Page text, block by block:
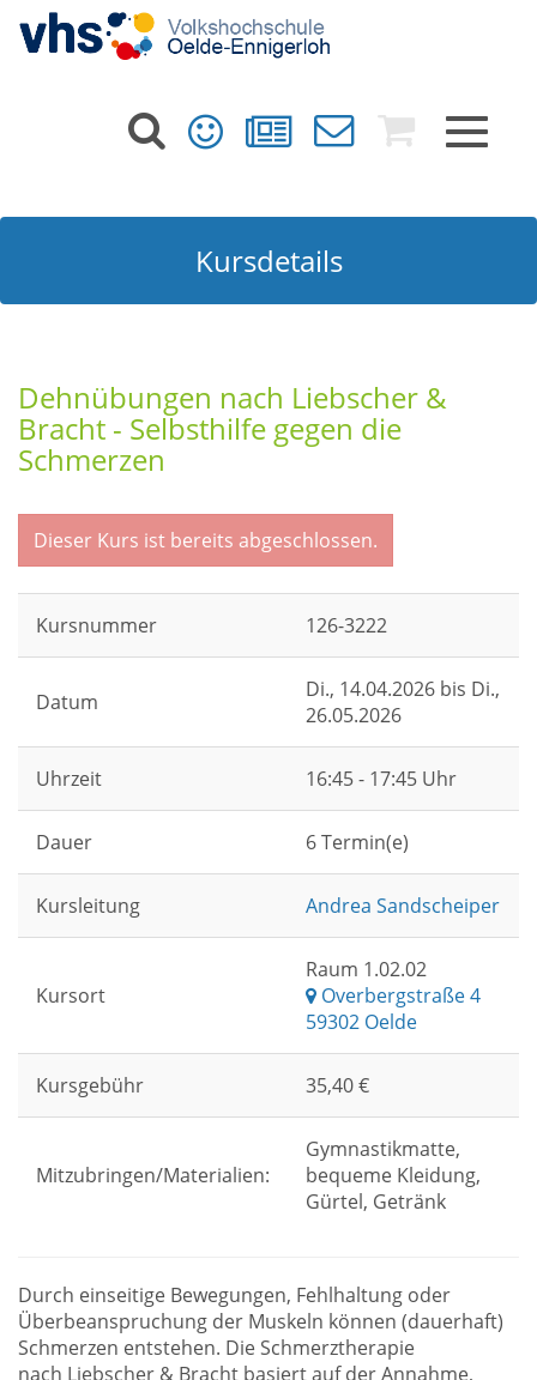
Toggle
Kursdetails
Dehnübungen nach Liebscher &
Bracht - Selbsthilfe gegen die
Schmerzen
Dieser Kurs ist bereits abgeschlossen.
Kursnummer 126-3222
Datum Di., 14.04.2026 bis Di.,
26.05.2026
Uhrzeit 16:45 - 17:45 Uhr
Dauer 6 Termin(e)
Kursleitung Andrea Sandscheiper
Kursort
Raum 1.02.02
Overbergstraße 4
59302 Oelde
Kursgebühr 35,40 €
Mitzubringen/Materialien:
Gymnastikmatte,
bequeme Kleidung,
Gürtel, Getränk
Durch einseitige Bewegungen, Fehlhaltung oder
Überbeanspruchung der Muskeln können (dauerhaft)
Schmerzen entstehen. Die Schmerztherapie
nach Liebscher & Bracht basiert auf der Annahme,